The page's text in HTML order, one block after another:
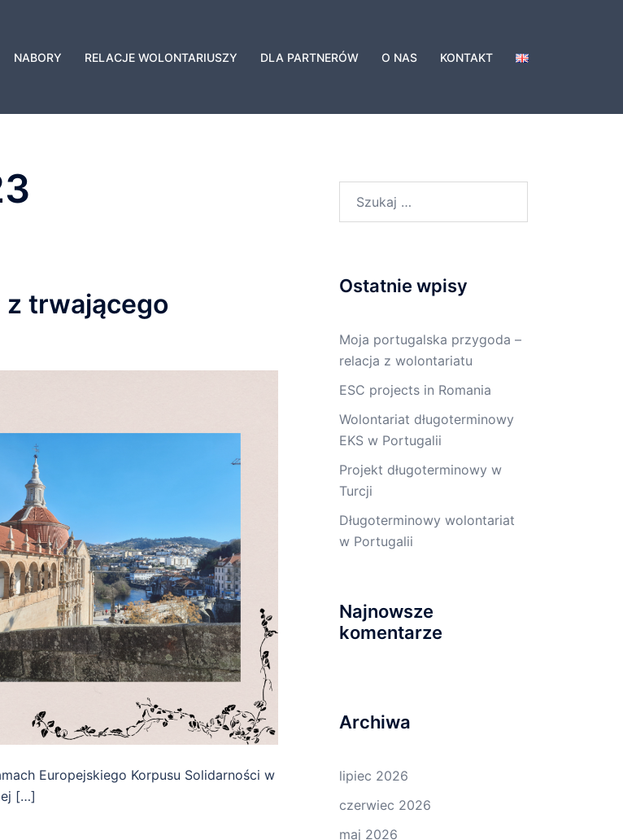
NABORY RELACJE WOLONTARIUSZY DLA PARTNERÓW O NAS KONTAKT
z trwającego
Europejskiego Korpusu Solidarności w
[…]
Ostatnie wpisy
Moja portugalska przygoda –
relacja z wolontariatu
ESC projects in Romania
Wolontariat długoterminowy
EKS w Portugalii
Projekt długoterminowy w
Turcji
Długoterminowy wolontariat
w Portugalii
Najnowsze
komentarze
Archiwa
lipiec 2026
czerwiec 2026
maj 2026